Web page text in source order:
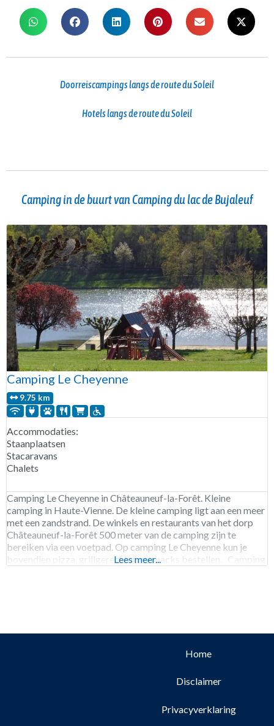
Doorreiscampings langs de route du Soleil
Hotels langs de route du Soleil
Camping in de buurt van Camping du lac de Bujaleuf
Camping Le Cheyenne
9.75 km
Accommodaties:
Staanplaatsen
Stacaravans
Chalets
Camping Le Cheyenne in Châteauneuf-la-Forêt. Kleine
camping in Haute-Vienne. De kleine camping ligt aan een meer
met een zandstrand. De winkels en restaurants van het dorp
Châteauneuf-la-Forêt 500 meter van de camping zijn te
bereiken via een voetpad. Op camping Le Cheyenne kun je
bovendien pizza, grillgerechten en snacks bestellen. Camping
Lees meer...
Home
Disclaimer
Privacyverklaring